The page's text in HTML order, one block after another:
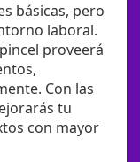
básicas, pero
laboral.
proveerá
Con las
tu
con mayor